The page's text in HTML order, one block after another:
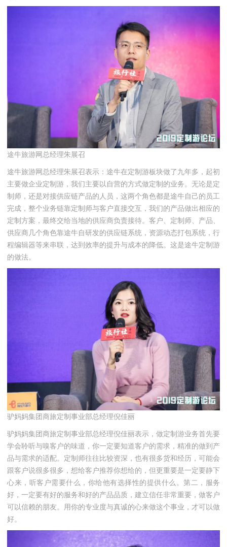
途牛旅游网总经理朱展召
途牛旅游网总经理朱展召表示：途牛在定制游板块做了九年多，起初
主要做企业定制游，我们主要以自营的方式做定制的业务。无论是定
制师，还是对接供应链产品的人员，这两个角色都是途牛自己的员工
完成，整个业务链靠定制师与客户直接交互，我们的产品做出相应的
定制方案，最终交给当地的供应商负责接待。客户、定制师、产品、
供应商几个角色靠途牛自研发的供应链系统，资源动态打包系统，行
程编辑器等来串联，达到效率的提升与成本的降低。这是途牛定制游
的做法。
驴妈妈集团商旅定制事业部总经理倪佳丽
驴妈妈集团商旅定制事业部总经理倪佳丽表示，做定制游业务首先要
学会聆听与嗅客户的味道，你一定要知道客户的需求，精准的做到产
品与需求的适配。定制师往往比较资深，也有很多货和经历，可能会
跟客户说很多很多，想给客户推荐你想给的，但更重要是一定要静下
心来，听客户需要什么，你给他有选择性的提供什么。第二，服务
好，一定要有好的服务和好的产品品质，建立信任非常重要，做客户
可以信赖的朋友。用你的专业度与真诚的心来做这个事业，才可以做
好。